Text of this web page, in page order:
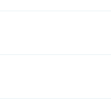
merci de nous contacter.
afin que vous puissiez
ci est gratuit et il est accessible